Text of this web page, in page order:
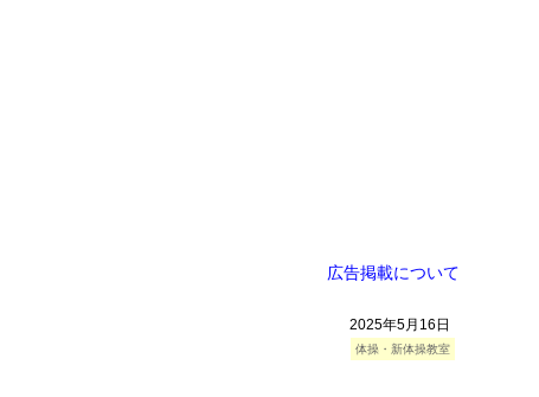
広告掲載について
2025年5月16日
体操・新体操教室